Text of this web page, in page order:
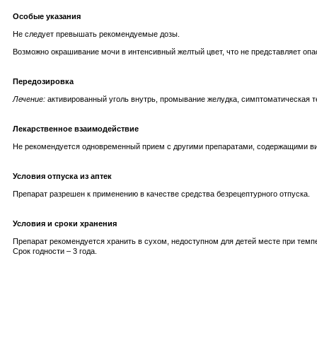
Особые указания
Не следует превышать рекомендуемые дозы.
Возможно окрашивание мочи в интенсивный желтый цвет, что не представляет
Передозировка
Лечение: активированный уголь внутрь, промывание желудка, симптоматическая
Лекарственное взаимодействие
Не рекомендуется одновременный прием с другими препаратами, содержащими
Условия отпуска из аптек
Препарат разрешен к применению в качестве средства безрецептурного отпуска.
Условия и сроки хранения
Препарат рекомендуется хранить в сухом, недоступном для детей месте при
Срок годности – 3 года.